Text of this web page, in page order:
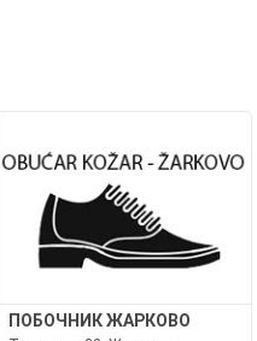
ПОБОЧНИК ЖАРКОВО